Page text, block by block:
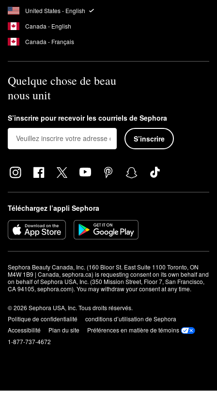
United States - English
Canada - English
Canada - Français
Quelque chose de beau
nous unit
S’inscrire pour recevoir les courriels de Sephora
S’inscrire
Téléchargez l’appli Sephora
Sephora Beauty Canada, Inc. (160 Bloor St. East Suite 1100 Toronto, ON
M4W 1B9 | Canada, sephora.ca) is requesting consent on its own behalf and
on behalf of Sephora USA, Inc. (350 Mission Street, Floor 7, San Francisco,
CA 94105, sephora.com). You may withdraw your consent at any time.
© 2026 Sephora USA, Inc. Tous droits réservés.
Politique de confidentialité
conditions d’utilisation de Sephora
Accessibilité
Plan du site
Préférences en matière de témoins
1-877-737-4672